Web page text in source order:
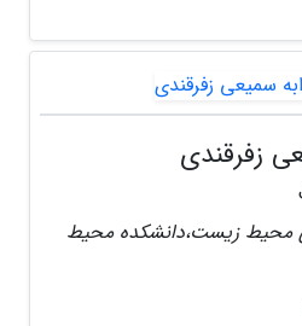
زفرقندی
محیط زیست،دانشکده محیط